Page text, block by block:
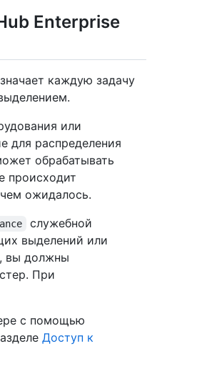
Enterprise
каждую задачу
или
для распределения
обрабатывать
происходит
ожидалось.
служебной
выделений или
вы должны
При
с помощью
Доступ к